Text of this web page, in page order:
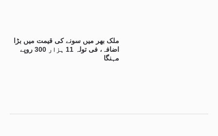
ملک بھر میں سونے کی قیمت میں بڑا
اضافہ، فی تولہ 11 ہزار 300 روپے
مہنگا